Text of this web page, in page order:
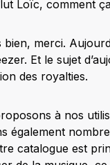
Loïc, comment
merci.
Et le sujet
des royalties.
à nos
catalogue est